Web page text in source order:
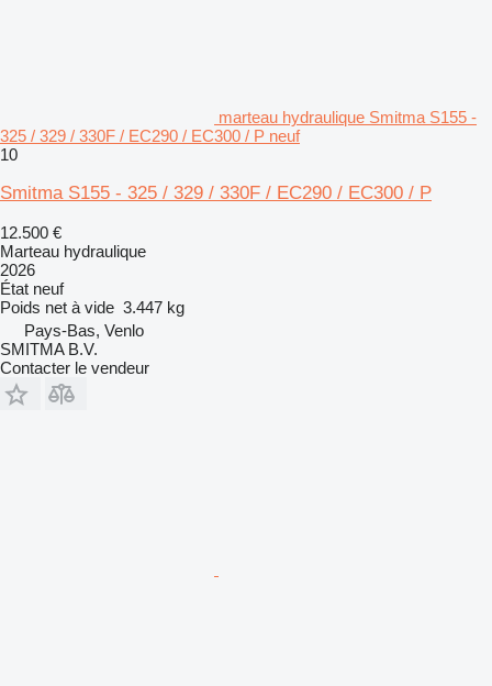
marteau hydraulique Smitma S155 -
325 / 329 / 330F / EC290 / EC300 / P neuf
10
Smitma S155 - 325 / 329 / 330F / EC290 / EC300 / P
12.500 €
Marteau hydraulique
2026
État neuf
Poids net à vide 3.447 kg
Pays-Bas, Venlo
SMITMA B.V.
Contacter le vendeur